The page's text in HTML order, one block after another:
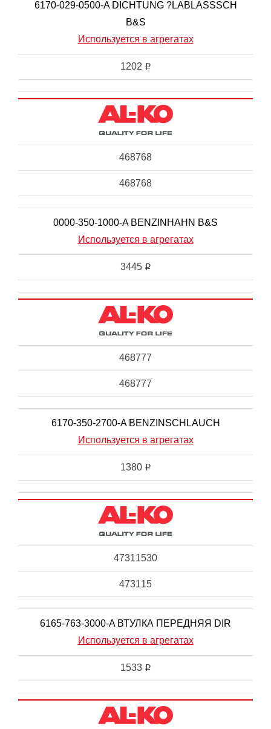
6170-029-0500-A DICHTUNG ?LABLASSSCH
B&S
Используется в агрегатах
1202 i
468768
468768
0000-350-1000-A BENZINHAHN B&S
Используется в агрегатах
3445 i
468777
468777
6170-350-2700-A BENZINSCHLAUCH
Используется в агрегатах
1380 i
47311530
473115
6165-763-3000-A ВТУЛКА ПЕРЕДНЯЯ DIR
Используется в агрегатах
1533 i